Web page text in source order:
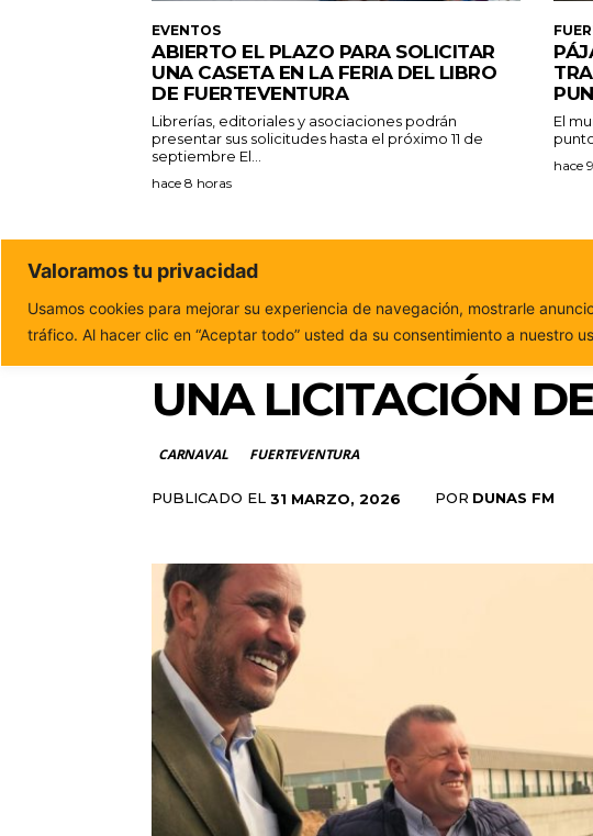
EVENTOS
ABIERTO EL PLAZO PARA SOLICITAR
UNA CASETA EN LA FERIA DEL LIBRO
DE FUERTEVENTURA
Librerías, editoriales y asociaciones podrán
presentar sus solicitudes hasta el próximo 11 de
septiembre El...
hace 8 horas
El
hace